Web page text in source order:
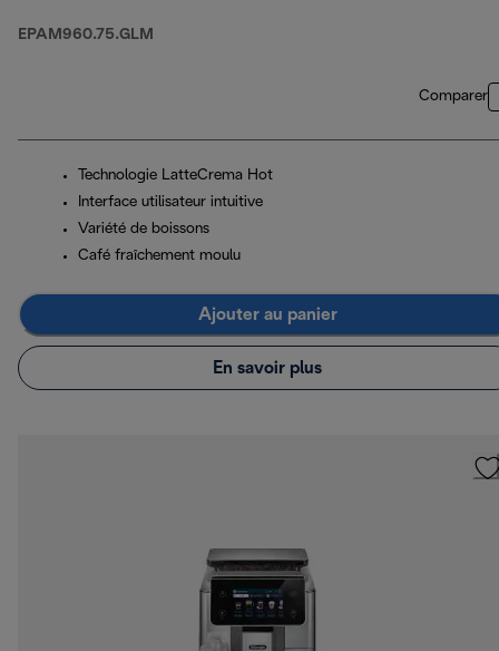
EPAM960.75.GLM
Comparer
Technologie LatteCrema Hot
Interface utilisateur intuitive
Variété de boissons
Café fraîchement moulu
Ajouter au panier
En savoir plus